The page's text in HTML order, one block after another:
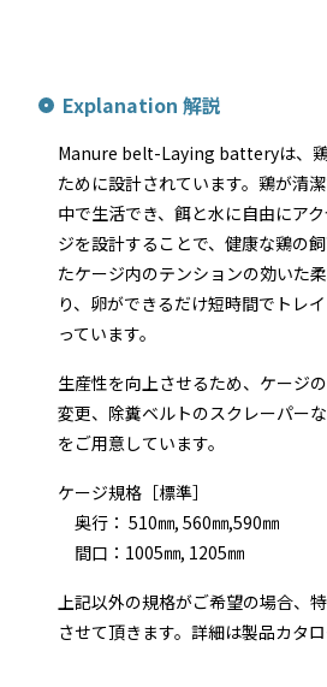
Explanation 解説
Manure belt-Laying batteryは、
ために設計されています。鶏が清
中で生活でき、餌と水に自由にア
ジを設計することで、健康な鶏の
たケージ内のテンションの効いた
り、卵ができるだけ短時間でトレ
っています。
生産性を向上させるため、ケージ
変更、除糞ベルトのスクレーパー
をご用意しています。
ケージ規格［標準］
奥行： 510㎜, 560㎜,590㎜
間口：1005㎜, 1205㎜
上記以外の規格がご希望の場合、
させて頂きます。詳細は製品カタ